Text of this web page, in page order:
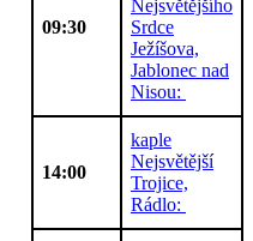
09:30
Nejsvětějšího
Srdce
Ježíšova,
Jablonec nad
Nisou:
14:00
kaple
Nejsvětější
Trojice,
Rádlo: